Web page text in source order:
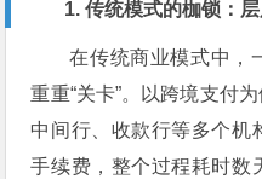
1. 传统模式的枷锁：
在传统商业模式中，
重重“关卡”。以跨境支付
中间行、收款行等多个机
手续费，整个过程耗时数